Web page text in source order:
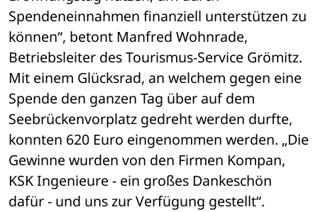
Spendeneinnahmen finanziell unterstützen zu
können“, betont Manfred Wohnrade,
Betriebsleiter des Tourismus-Service Grömitz.
Mit einem Glücksrad, an welchem gegen eine
Spende den ganzen Tag über auf dem
Seebrückenvorplatz gedreht werden durfte,
konnten 620 Euro eingenommen werden. „Die
Gewinne wurden von den Firmen Kompan,
KSK Ingenieure - ein großes Dankeschön
dafür - und uns zur Verfügung gestellt“.